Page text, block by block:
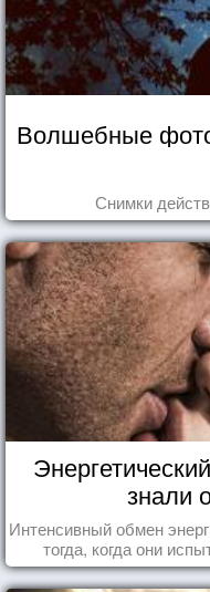
Волшебные
Снимки
знали
Интенсивный обмен
тогда, когда они